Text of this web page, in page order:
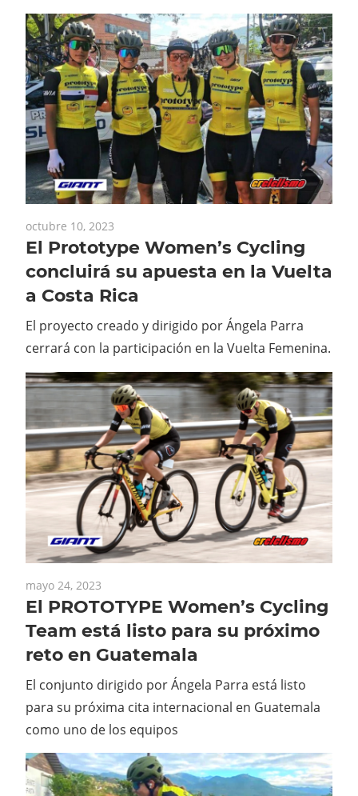
octubre 10, 2023
El Prototype Women’s Cycling
concluirá su apuesta en la Vuelta
a Costa Rica
El proyecto creado y dirigido por Ángela Parra
cerrará con la participación en la Vuelta Femenina.
mayo 24, 2023
El PROTOTYPE Women’s Cycling
Team está listo para su próximo
reto en Guatemala
El conjunto dirigido por Ángela Parra está listo
para su próxima cita internacional en Guatemala
como uno de los equipos